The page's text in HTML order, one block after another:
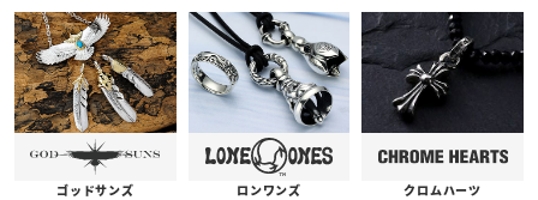
ゴッドサンズ ロンワンズ クロムハーツ